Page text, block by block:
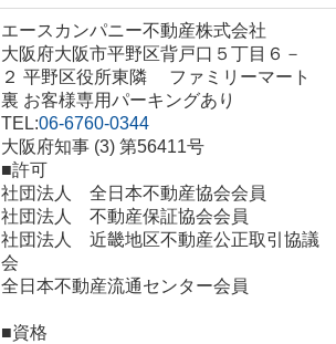
エースカンパニー不動産株式会社
大阪府大阪市平野区背戸口５丁目６－
２ 平野区役所東隣 ファミリーマート
裏 お客様専用パーキングあり
TEL:06-6760-0344
大阪府知事 (3) 第56411号
■許可
社団法人 全日本不動産協会会員
社団法人 不動産保証協会会員
社団法人 近畿地区不動産公正取引協議
会
全日本不動産流通センター会員
■資格